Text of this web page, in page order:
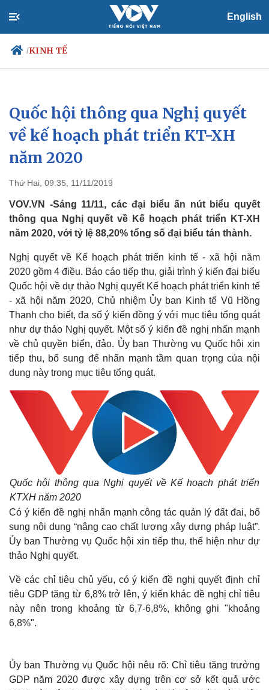
English
/KINH TẾ
Chính trị
Đảng
Tổ chức nhân sự
Quốc hội
Xã hội
Tin 24h
Dự báo thời tiết
Quốc hội thông qua Nghị quyết
về kế hoạch phát triển KT-XH
năm 2020
Thứ Hai, 09:35, 11/11/2019
VOV.VN -Sáng 11/11, các đại biểu ấn nút biểu quyết
thông qua Nghị quyết về Kế hoạch phát triển KT-XH
năm 2020, với tỷ lệ 88,20% tổng số đại biểu tán thành.
Nghị quyết về Kế hoạch phát triển kinh tế - xã hội năm
2020 gồm 4 điều. Báo cáo tiếp thu, giải trình ý kiến đại biểu
Quốc hội về dự thảo Nghị quyết Kế hoạch phát triển kinh tế
- xã hội năm 2020, Chủ nhiệm Ủy ban Kinh tế Vũ Hồng
Thanh cho biết, đa số ý kiến đồng ý với mục tiêu tổng quát
như dự thảo Nghị quyết. Một số ý kiến đề nghị nhấn mạnh
về chủ quyền biển, đảo. Ủy ban Thường vụ Quốc hội xin
tiếp thu, bổ sung để nhấn mạnh tầm quan trọng của nội
dung này trong mục tiêu tổng quát.
Quốc hội thông qua Nghị quyết về Kế hoạch phát triển
KTXH năm 2020
Có ý kiến đề nghị nhấn mạnh công tác quản lý đất đai, bổ
sung nội dung “nâng cao chất lượng xây dựng pháp luật”.
Ủy ban Thường vụ Quốc hội xin tiếp thu, thể hiện như dự
thảo Nghị quyết.
Về các chỉ tiêu chủ yếu, có ý kiến đề nghị quyết định chỉ
tiêu GDP tăng từ 6,8% trở lên, ý kiến khác đề nghị chỉ tiêu
này nên trong khoảng từ 6,7-6,8%, không ghi "khoảng
6,8%".
Ủy ban Thường vụ Quốc hội nêu rõ: Chỉ tiêu tăng trưởng
GDP năm 2020 được xây dựng trên cơ sở kết quả ước